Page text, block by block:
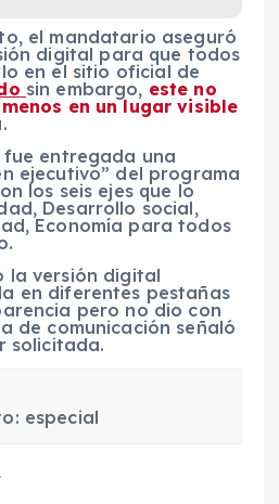
el mandatario aseguró
digital para que todos
en el sitio oficial de
sin embargo, este no
en un lugar visible
entregada una
ejecutivo” del programa
los seis ejes que lo
Desarrollo social,
Economía para todos
la versión digital
en diferentes pestañas
pero no dio con
de comunicación señaló
solicitada.
especial